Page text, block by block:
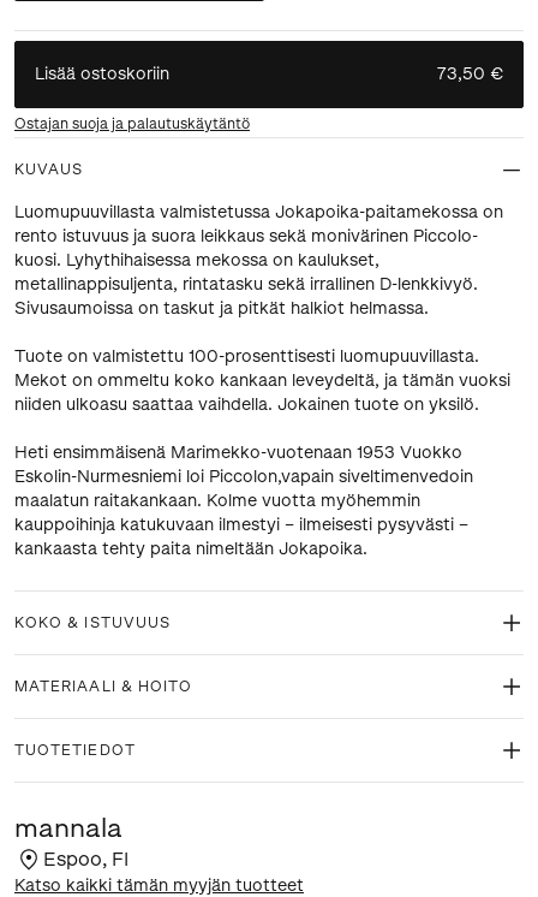
Lisää ostoskoriin 73,50 €
Ostajan suoja ja palautuskäytäntö
KUVAUS
Luomupuuvillasta valmistetussa Jokapoika-paitamekossa on
rento istuvuus ja suora leikkaus sekä monivärinen Piccolo-
kuosi. Lyhythihaisessa mekossa on kaulukset,
metallinappisuljenta, rintatasku sekä irrallinen D-lenkkivyö.
Sivusaumoissa on taskut ja pitkät halkiot helmassa.
Tuote on valmistettu 100-prosenttisesti luomupuuvillasta.
Mekot on ommeltu koko kankaan leveydeltä, ja tämän vuoksi
niiden ulkoasu saattaa vaihdella. Jokainen tuote on yksilö.
Heti ensimmäisenä Marimekko-vuotenaan 1953 Vuokko
Eskolin-Nurmesniemi loi Piccolon,vapain siveltimenvedoin
maalatun raitakankaan. Kolme vuotta myöhemmin
kauppoihinja katukuvaan ilmestyi – ilmeisesti pysyvästi –
kankaasta tehty paita nimeltään Jokapoika.
KOKO & ISTUVUUS
MATERIAALI & HOITO
TUOTETIEDOT
mannala
Espoo, FI
Katso kaikki tämän myyjän tuotteet